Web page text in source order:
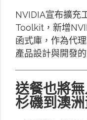
NVIDIA宣布擴充
Toolkit，新增
函式庫，作為代
產品設計與開發的
送餐也將
杉磯到澳